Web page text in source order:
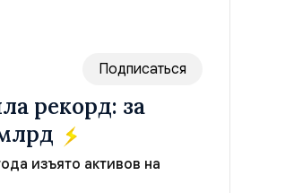
Подписаться
рекорд: за
изъято активов на